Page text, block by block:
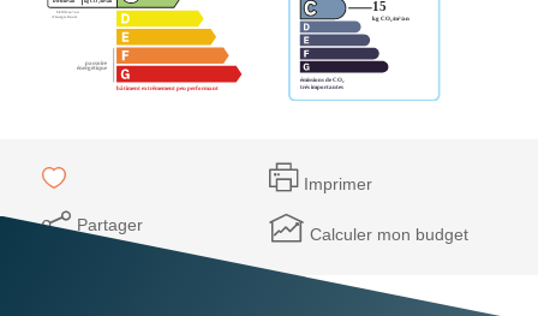
Imprimer
Partager Calculer mon budget